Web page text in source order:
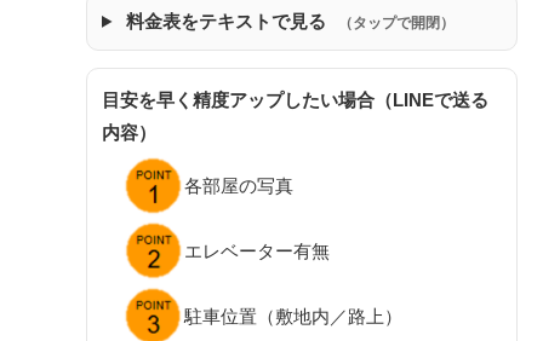
料金表をテキストで見る （タップで開閉）
目安を早く精度アップしたい場合（LINEで送る
内容）
各部屋の写真
エレベーター有無
駐車位置（敷地内／路上）